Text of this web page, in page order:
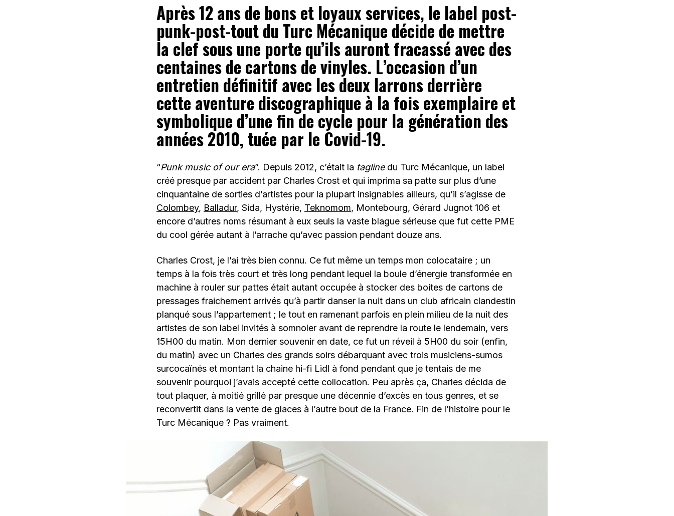
Après 12 ans de bons et loyaux services, le label post-
punk-post-tout du Turc Mécanique décide de mettre
la clef sous une porte qu’ils auront fracassé avec des
centaines de cartons de vinyles. L’occasion d’un
entretien définitif avec les deux larrons derrière
cette aventure discographique à la fois exemplaire et
symbolique d’une fin de cycle pour la génération des
années 2010, tuée par le Covid-19.
“Punk music of our era”. Depuis 2012, c’était la tagline du Turc Mécanique, un label
créé presque par accident par Charles Crost et qui imprima sa patte sur plus d’une
cinquantaine de sorties d’artistes pour la plupart insignables ailleurs, qu’il s’agisse de
Colombey, Balladur, Sida, Hystérie, Teknomom, Montebourg, Gérard Jugnot 106 et
encore d’autres noms résumant à eux seuls la vaste blague sérieuse que fut cette PME
du cool gérée autant à l’arrache qu’avec passion pendant douze ans.
Charles Crost, je l’ai très bien connu. Ce fut même un temps mon colocataire ; un
temps à la fois très court et très long pendant lequel la boule d’énergie transformée en
machine à rouler sur pattes était autant occupée à stocker des boites de cartons de
pressages fraichement arrivés qu’à partir danser la nuit dans un club africain clandestin
planqué sous l’appartement ; le tout en ramenant parfois en plein milieu de la nuit des
artistes de son label invités à somnoler avant de reprendre la route le lendemain, vers
15H00 du matin. Mon dernier souvenir en date, ce fut un réveil à 5H00 du soir (enfin,
du matin) avec un Charles des grands soirs débarquant avec trois musiciens-sumos
surcocaïnés et montant la chaine hi-fi Lidl à fond pendant que je tentais de me
souvenir pourquoi j’avais accepté cette collocation. Peu après ça, Charles décida de
tout plaquer, à moitié grillé par presque une décennie d’excès en tous genres, et se
reconvertit dans la vente de glaces à l’autre bout de la France. Fin de l’histoire pour le
Turc Mécanique ? Pas vraiment.